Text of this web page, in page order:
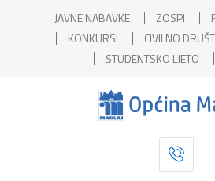
JAVNE NABAVKE ZOSPI
KONKURSI
CIVILNO
STUDENTSKO LJETO